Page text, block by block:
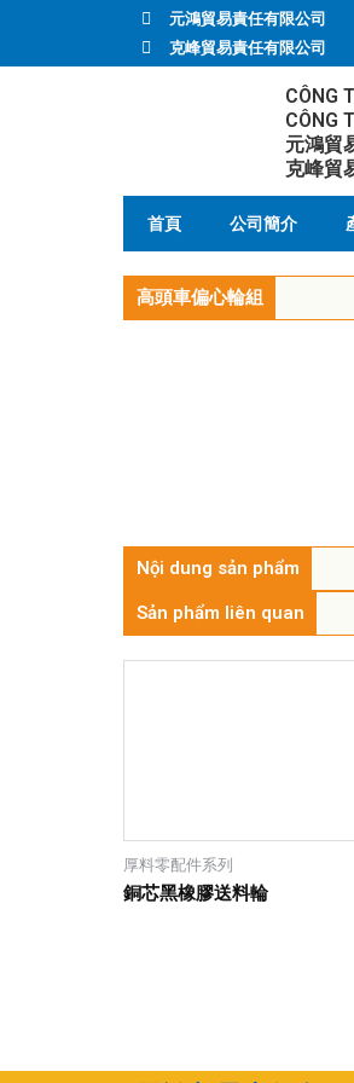
元鴻貿易責任有限公司
克峰貿易責任有限公司
CÔNG
CÔNG
元鴻貿
克峰貿
首頁 公司簡介
高頭車偏心輪組
Nội dung sản phẩm
Sản phẩm liên quan
厚料零配件系列
銅芯黑橡膠送料輪